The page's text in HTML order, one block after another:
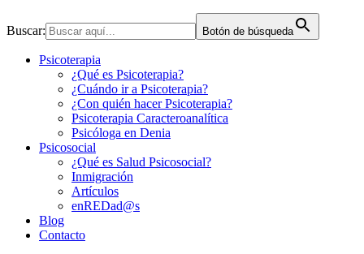
Buscar: Botón de búsqueda
Psicoterapia
¿Qué es Psicoterapia?
¿Cuándo ir a Psicoterapia?
¿Con quién hacer Psicoterapia?
Psicoterapia Caracteroanalítica
Psicóloga en Denia
Psicosocial
¿Qué es Salud Psicosocial?
Inmigración
Artículos
enREDad@s
Blog
Contacto